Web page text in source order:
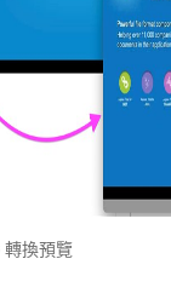
轉換預覽